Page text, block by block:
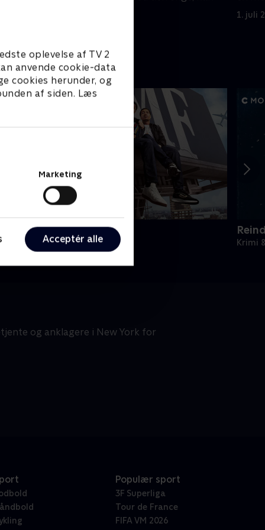
oplevelse af TV 2
anvende cookie-data
cookies herunder, og
af siden. Læs
Marketing
Acceptér alle
1. juli
& Spænding • 3 sæsoner Krimi
og anklagere i New York for
Populær sport
3F Superliga
Tour de France
FIFA VM 2026